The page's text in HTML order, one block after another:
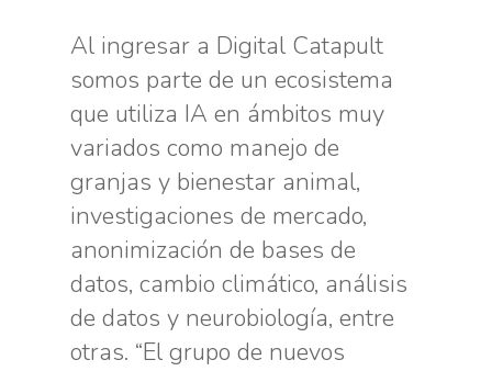
Al ingresar a Digital Catapult
somos parte de un ecosistema
que utiliza IA en ámbitos muy
variados como manejo de
granjas y bienestar animal,
investigaciones de mercado,
anonimización de bases de
datos, cambio climático, análisis
de datos y neurobiología, entre
otras. “El grupo de nuevos